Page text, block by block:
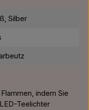
Silber
indem Sie
Teelichter